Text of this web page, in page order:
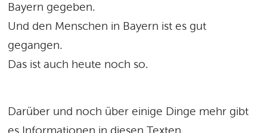
Bayern gegeben.
Und den Menschen in Bayern ist es gut
gegangen.
Das ist auch heute noch so.
Darüber und noch über einige Dinge mehr gibt
es Informationen in diesen Texten.